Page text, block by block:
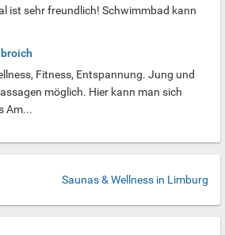
ist sehr freundlich! Schwimmbad kann
Fitness, Entspannung. Jung und
möglich. Hier kann man sich
Am...
Saunas & Wellness in Limburg